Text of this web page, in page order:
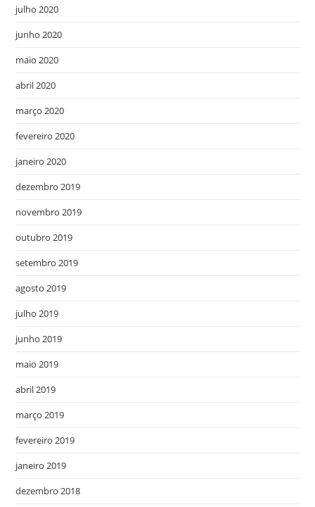
julho 2020
junho 2020
maio 2020
abril 2020
março 2020
fevereiro 2020
janeiro 2020
dezembro 2019
novembro 2019
outubro 2019
setembro 2019
agosto 2019
julho 2019
junho 2019
maio 2019
abril 2019
março 2019
fevereiro 2019
janeiro 2019
dezembro 2018